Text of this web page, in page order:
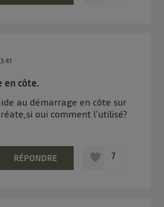
en côte.
au démarrage en côte sur
oui comment l'utilisé?
RÉPONDRE 7